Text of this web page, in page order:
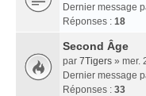
Dernier message
Réponses : 18
Second Âge
par 7Tigers » mer.
Dernier message
Réponses : 33